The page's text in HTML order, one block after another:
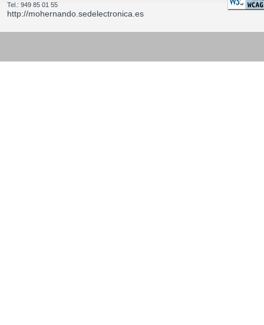
Tel.: 949 85 01 55
http://mohernando.sedelectronica.es